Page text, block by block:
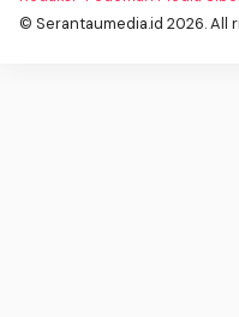
© Serantaumedia.id 2026. All